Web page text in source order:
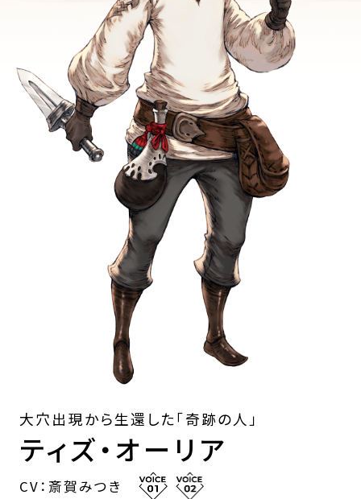
大穴出現から生還した「奇跡の人」
ティズ・オーリア
CV：斎賀みつき